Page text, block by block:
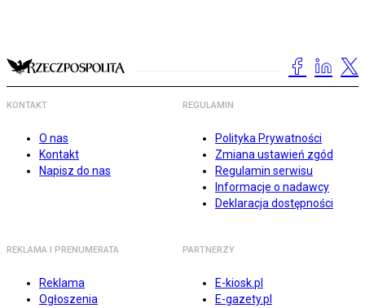
KONTAKT
O nas
Kontakt
Napisz do nas
REGULAMIN
Polityka Prywatności
Zmiana ustawień zgód
Regulamin serwisu
Informacje o nadawcy
Deklaracja dostępności
REKLAMA I PRENUMERATA
Reklama
Ogłoszenia
PARTNERZY
E-kiosk.pl
E-gazety.pl